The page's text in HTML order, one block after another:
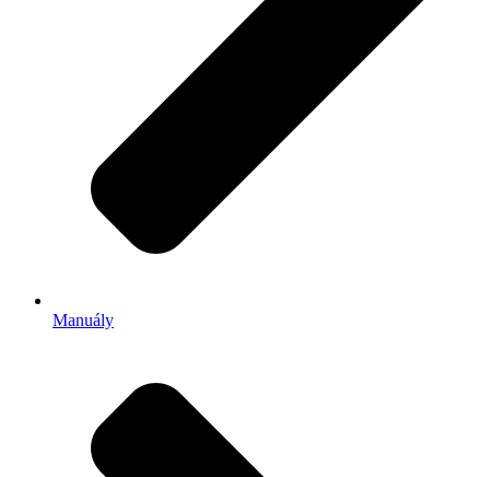
Manuály